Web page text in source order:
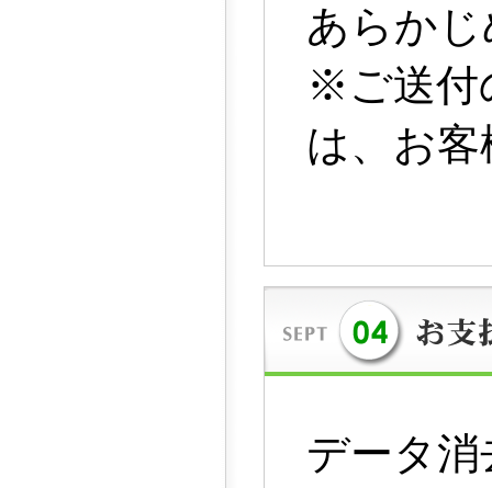
あらか
※ご送付
は、お
データ